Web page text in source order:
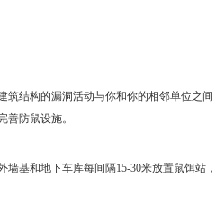
筑结构的漏洞活动与你和你的相邻单位之
善防鼠设施。
墙基和地下车库每间隔15-30米放置鼠饵站